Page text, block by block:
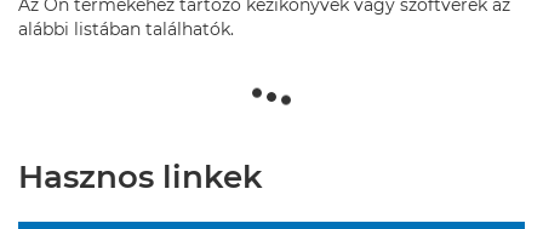
Az Ön termékéhez tartozó kézikönyvek vagy szoftverek az
alábbi listában találhatók.
Hasznos linkek